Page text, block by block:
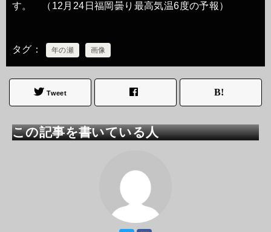
す。 （12月24日福岡曇り最高気温6度の予報）
タグ 年の瀬 画像
Tweet
この記事を書いている人